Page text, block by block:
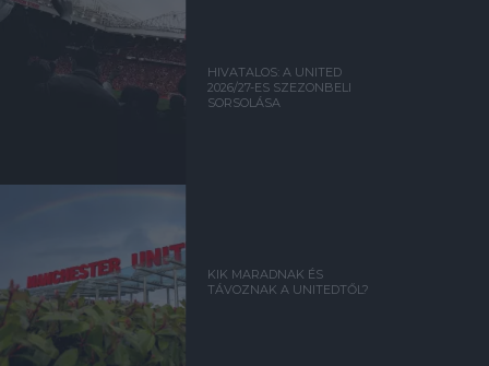
HIVATALOS: A UNITED
2026/27-ES SZEZONBELI
SORSOLÁSA
KIK MARADNAK ÉS
TÁVOZNAK A UNITEDTŐL?